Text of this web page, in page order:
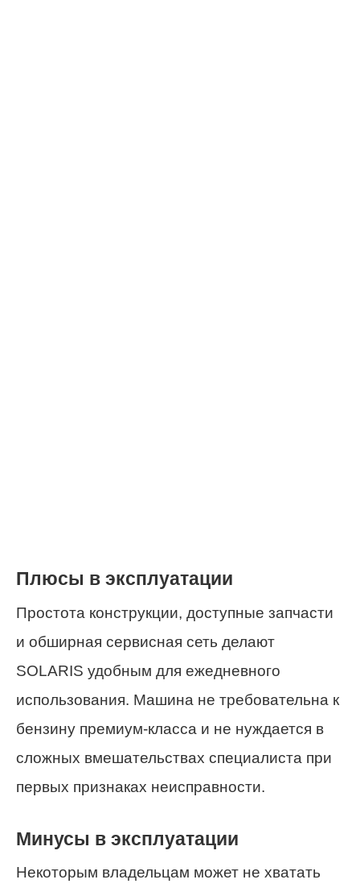
Плюсы в эксплуатации
Простота конструкции, доступные запчасти
и обширная сервисная сеть делают
SOLARIS удобным для ежедневного
использования. Машина не требовательна к
бензину премиум-класса и не нуждается в
сложных вмешательствах специалиста при
первых признаках неисправности.
Минусы в эксплуатации
Некоторым владельцам может не хватать